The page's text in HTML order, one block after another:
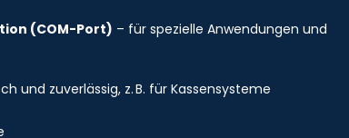
(COM-Port) – für spezielle Anwendungen und
und zuverlässig, z. B. für Kassensysteme